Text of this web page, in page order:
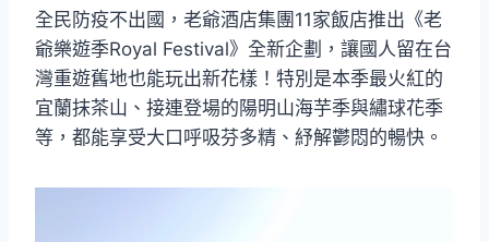
全民防疫不出國，老爺酒店集團11家飯店推出《老
爺樂遊季Royal Festival》全新企劃，讓國人留在台
灣重遊舊地也能玩出新花樣！特別是本季最火紅的
宜蘭抹茶山、接連登場的陽明山海芋季與繡球花季
等，都能享受大口呼吸芬多精、紓解鬱悶的暢快。